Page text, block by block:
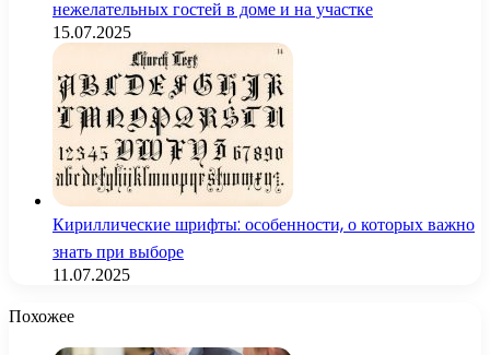
нежелательных гостей в доме и на участке
15.07.2025
Кириллические шрифты: особенности, о которых важно
знать при выборе
11.07.2025
Похожее